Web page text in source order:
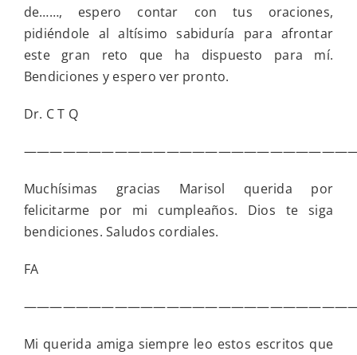
de……, espero contar con tus oraciones,
pidiéndole al altísimo sabiduría para afrontar
este gran reto que ha dispuesto para mí.
Bendiciones y espero ver pronto.
Dr. C T Q
Muchísimas gracias Marisol querida por
felicitarme por mi cumpleaños. Dios te siga
bendiciones. Saludos cordiales.
FA
Mi querida amiga siempre leo estos escritos que